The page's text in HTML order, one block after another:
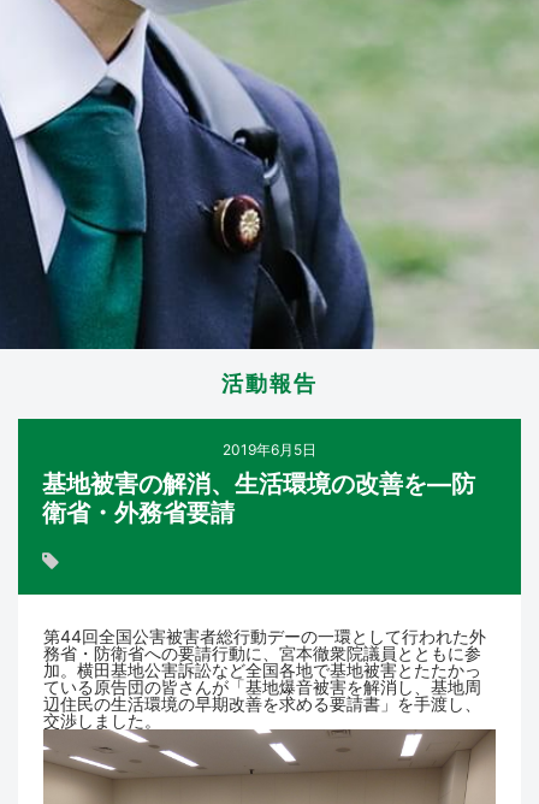
活動報告
2019年6月5日
基地被害の解消、生活環境の改善を―防
衛省・外務省要請
第44回全国公害被害者総行動デーの一環として行われた外
務省・防衛省への要請行動に、宮本徹衆院議員とともに参
加。横田基地公害訴訟など全国各地で基地被害とたたかっ
ている原告団の皆さんが「基地爆音被害を解消し、基地周
辺住民の生活環境の早期改善を求める要請書」を手渡し、
交渉しました。